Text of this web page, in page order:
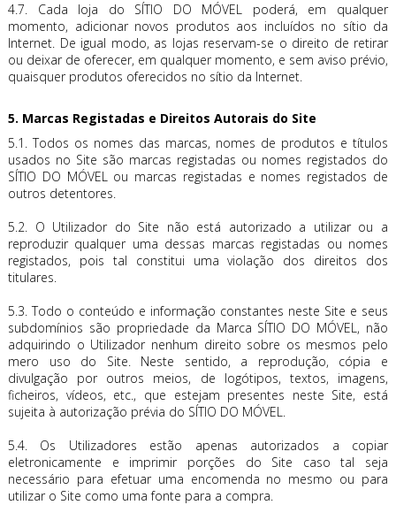
4.7. Cada loja do SÍTIO DO MÓVEL poderá, em qualquer
momento, adicionar novos produtos aos incluídos no sítio da
Internet. De igual modo, as lojas reservam-se o direito de retirar
ou deixar de oferecer, em qualquer momento, e sem aviso prévio,
quaisquer produtos oferecidos no sítio da Internet.
5. Marcas Registadas e Direitos Autorais do Site
5.1. Todos os nomes das marcas, nomes de produtos e títulos
usados no Site são marcas registadas ou nomes registados do
SÍTIO DO MÓVEL ou marcas registadas e nomes registados de
outros detentores.
5.2. O Utilizador do Site não está autorizado a utilizar ou a
reproduzir qualquer uma dessas marcas registadas ou nomes
registados, pois tal constitui uma violação dos direitos dos
titulares.
5.3. Todo o conteúdo e informação constantes neste Site e seus
subdomínios são propriedade da Marca SÍTIO DO MÓVEL, não
adquirindo o Utilizador nenhum direito sobre os mesmos pelo
mero uso do Site. Neste sentido, a reprodução, cópia e
divulgação por outros meios, de logótipos, textos, imagens,
ficheiros, vídeos, etc., que estejam presentes neste Site, está
sujeita à autorização prévia do SÍTIO DO MÓVEL.
5.4. Os Utilizadores estão apenas autorizados a copiar
eletronicamente e imprimir porções do Site caso tal seja
necessário para efetuar uma encomenda no mesmo ou para
utilizar o Site como uma fonte para a compra.